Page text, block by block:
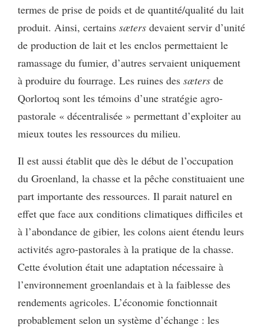
termes de prise de poids et de quantité/qualité du lait
produit. Ainsi, certains sæters devaient servir d’unité
de production de lait et les enclos permettaient le
ramassage du fumier, d’autres servaient uniquement
à produire du fourrage. Les ruines des sæters de
Qorlortoq sont les témoins d’une stratégie agro-
pastorale « décentralisée » permettant d’exploiter au
mieux toutes les ressources du milieu.
Il est aussi établit que dès le début de l’occupation
du Groenland, la chasse et la pêche constituaient une
part importante des ressources. Il parait naturel en
effet que face aux conditions climatiques difficiles et
à l’abondance de gibier, les colons aient étendu leurs
activités agro-pastorales à la pratique de la chasse.
Cette évolution était une adaptation nécessaire à
l’environnement groenlandais et à la faiblesse des
rendements agricoles. L’économie fonctionnait
probablement selon un système d’échange : les